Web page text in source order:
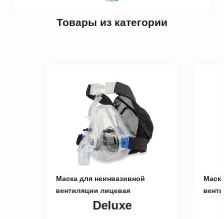
Товары из категории
Маска для неинвазивной
вентиляции лицевая
Deluxe